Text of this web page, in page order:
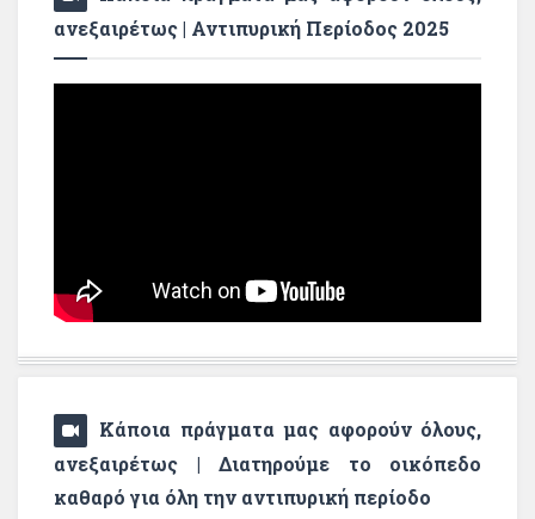
ανεξαιρέτως | Αντιπυρική Περίοδος 2025
Κάποια πράγματα μας αφορούν όλους,
ανεξαιρέτως | Διατηρούμε το οικόπεδο
καθαρό για όλη την αντιπυρική περίοδο